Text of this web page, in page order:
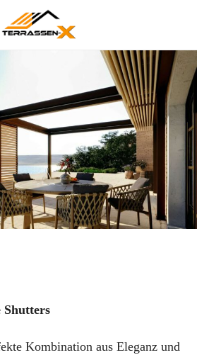
Shutters
Kombination aus Eleganz und